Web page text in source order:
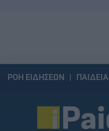
ΡΟΗ ΕΙΔΗΣΕΩΝ ΠΑΙΔΕΙΑ